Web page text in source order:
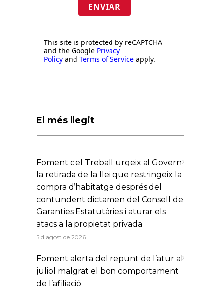
ENVIAR
This site is protected by reCAPTCHA
and the Google Privacy
Policy and Terms of Service apply.
El més llegit
Foment del Treball urgeix al Govern
la retirada de la llei que restringeix la
compra d’habitatge després del
contundent dictamen del Consell de
Garanties Estatutàries i aturar els
atacs a la propietat privada
5 d'agost de 2026
Foment alerta del repunt de l’atur al
juliol malgrat el bon comportament
de l’afiliació